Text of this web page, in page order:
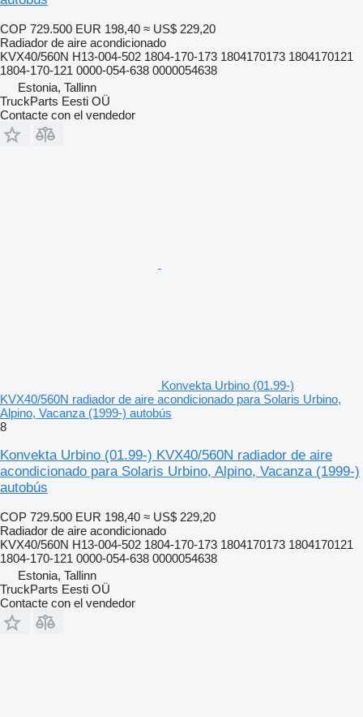
COP 729.500 EUR 198,40 ≈ US$ 229,20
Radiador de aire acondicionado
KVX40/560N H13-004-502 1804-170-173 1804170173 1804170121
1804-170-121 0000-054-638 0000054638
Estonia, Tallinn
TruckParts Eesti OÜ
Contacte con el vendedor
Konvekta Urbino (01.99-)
KVX40/560N radiador de aire acondicionado para Solaris Urbino,
Alpino, Vacanza (1999-) autobús
8
Konvekta Urbino (01.99-) KVX40/560N radiador de aire
acondicionado para Solaris Urbino, Alpino, Vacanza (1999-)
autobús
COP 729.500 EUR 198,40 ≈ US$ 229,20
Radiador de aire acondicionado
KVX40/560N H13-004-502 1804-170-173 1804170173 1804170121
1804-170-121 0000-054-638 0000054638
Estonia, Tallinn
TruckParts Eesti OÜ
Contacte con el vendedor